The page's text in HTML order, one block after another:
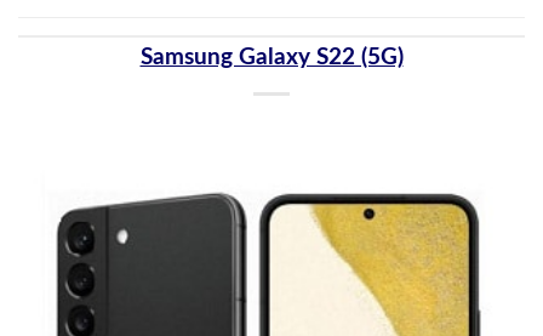
Samsung Galaxy S22 (5G)